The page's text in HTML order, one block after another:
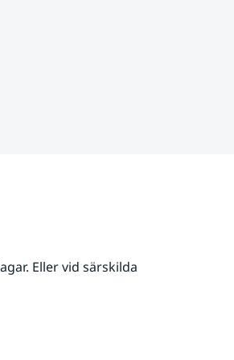
Eller vid särskilda